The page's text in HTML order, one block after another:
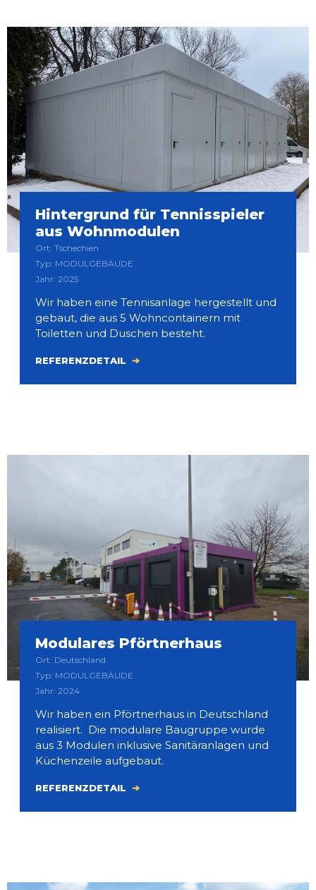
Hintergrund für Tennisspieler
aus Wohnmodulen
Ort: Tschechien
Typ: MODULGEBÄUDE
Jahr: 2025
Wir haben eine Tennisanlage hergestellt und
gebaut, die aus 5 Wohncontainern mit
Toiletten und Duschen besteht.
REFERENZDETAIL
Modulares Pförtnerhaus
Ort: Deutschland
Typ: MODULGEBÄUDE
Jahr: 2024
Wir haben ein Pförtnerhaus in Deutschland
realisiert. Die modulare Baugruppe wurde
aus 3 Modulen inklusive Sanitäranlagen und
Küchenzeile aufgebaut.
REFERENZDETAIL